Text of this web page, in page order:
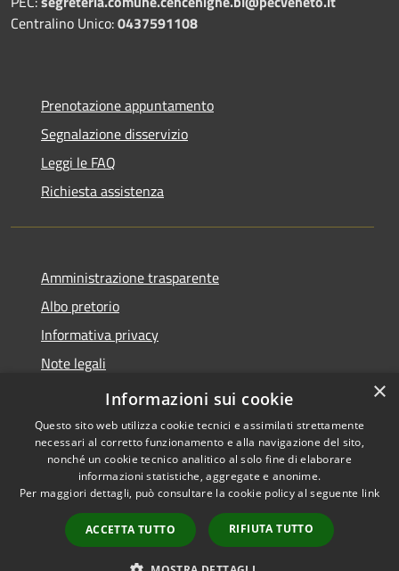
Centralino Unico:0437591108
Prenotazione appuntamento
Segnalazione disservizio
Leggi le FAQ
Richiesta assistenza
Amministrazione trasparente
Albo pretorio
Informativa privacy
Note legali
Dichiarazione di accessibilità
Accessibilità
Copyright © 2026 • Comune di
Cencenighe Agordino •
Powered byMunicipium
Accesso redazione
×
Informazioni sui cookie
Questo sito web utilizza cookie tecnici e assimilati strettamente
necessari al corretto funzionamento e alla navigazione del sito,
nonché un cookie tecnico analitico al solo fine di elaborare
informazioni statistiche, aggregate e anonime.
Per maggiori dettagli, può consultare la cookie policy al seguente link
ACCETTA TUTTO RIFIUTA TUTTO